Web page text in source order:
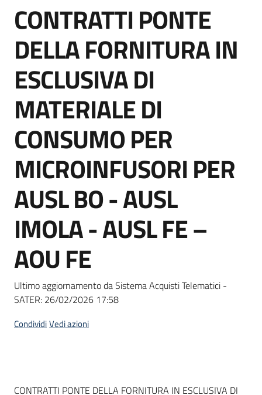
e
strumenti
acquisto
Supporto
Piattaforme
telematiche
English
site
su
Salta al contenuto
CONTRATTI PONTE
DELLA FORNITURA IN
ESCLUSIVA DI
MATERIALE DI
CONSUMO PER
MICROINFUSORI PER
AUSL BO - AUSL
IMOLA - AUSL FE –
AOU FE
Ultimo aggiornamento da Sistema Acquisti Telematici -
SATER: 26/02/2026 17:58
CondividiVedi azioni
CONTRATTI PONTE DELLA FORNITURA IN ESCLUSIVA DI